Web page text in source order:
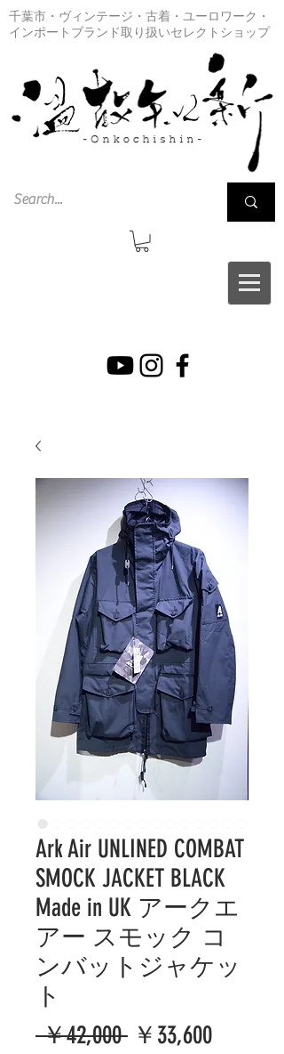
千葉市・ヴィンテージ・古着・ユーロワーク・
インポートブランド取り扱いセレクトショップ
Ark Air UNLINED COMBAT
SMOCK JACKET BLACK
Made in UK アークエ
アー スモック コ
ンバットジャケッ
ト
￥42,000 通￥33,600セ